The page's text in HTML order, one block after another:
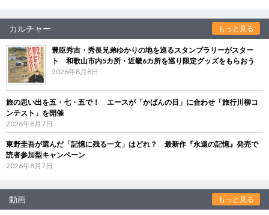
カルチャー もっと見る
豊臣秀吉・秀長兄弟ゆかりの地を巡るスタンプラリーがスター
ト 和歌山市内5カ所・近畿6カ所を巡り限定グッズをもらおう
2026年8月8日
旅の思い出を五・七・五で！ エースが「かばんの日」に合わせ「旅行川柳コ
ンテスト」を開催
2026年8月7日
東野圭吾が選んだ「記憶に残る一文」はどれ？ 最新作『永遠の記憶』発売で
読者参加型キャンペーン
2026年8月7日
動画 もっと見る